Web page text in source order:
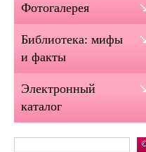
Фотогалерея
Библиотека: мифы
и факты
Электронный
каталог